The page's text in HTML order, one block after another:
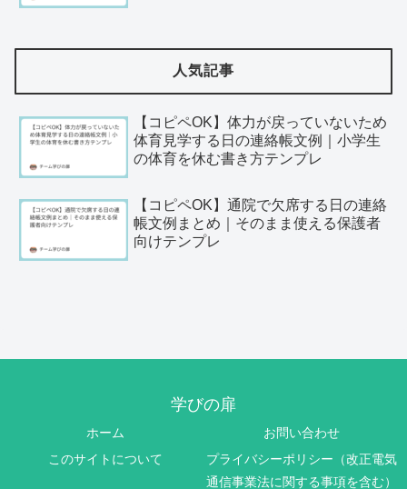
人気記事
【コピペOK】体力が戻っていないため
体育見学する日の連絡帳文例｜小学生
の体育を休む書き方テンプレ
【コピペOK】通院で欠席する日の連絡
帳文例まとめ｜そのまま使える保護者
向けテンプレ
学びの扉
ホーム
お問い合わせ
このサイトについて
プライバシーポリシー（改正電気
通信事業法に関する事項を含む）